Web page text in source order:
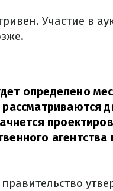
Участие в
определено